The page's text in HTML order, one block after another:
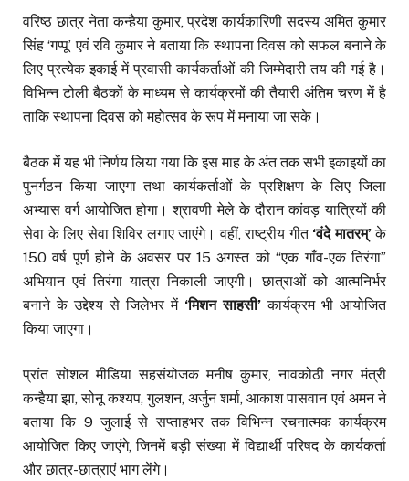
वरिष्ठ छात्र नेता कन्हैया कुमार, प्रदेश कार्यकारिणी सदस्य अमित कुमार
सिंह ‘गप्पू’ एवं रवि कुमार ने बताया कि स्थापना दिवस को सफल बनाने के
लिए प्रत्येक इकाई में प्रवासी कार्यकर्ताओं की जिम्मेदारी तय की गई है।
विभिन्न टोली बैठकों के माध्यम से कार्यक्रमों की तैयारी अंतिम चरण में है
ताकि स्थापना दिवस को महोत्सव के रूप में मनाया जा सके।
बैठक में यह भी निर्णय लिया गया कि इस माह के अंत तक सभी इकाइयों का
पुनर्गठन किया जाएगा तथा कार्यकर्ताओं के प्रशिक्षण के लिए जिला
अभ्यास वर्ग आयोजित होगा। श्रावणी मेले के दौरान कांवड़ यात्रियों की
सेवा के लिए सेवा शिविर लगाए जाएंगे। वहीं, राष्ट्रीय गीत ‘वंदे मातरम्’के
150 वर्ष पूर्ण होने के अवसर पर 15 अगस्त को “एक गाँव-एक तिरंगा”
अभियान एवं तिरंगा यात्रा निकाली जाएगी। छात्राओं को आत्मनिर्भर
बनाने के उद्देश्य से जिलेभर में ‘मिशन साहसी’ कार्यक्रम भी आयोजित
किया जाएगा।
प्रांत सोशल मीडिया सहसंयोजक मनीष कुमार, नावकोठी नगर मंत्री
कन्हैया झा, सोनू कश्यप, गुलशन, अर्जुन शर्मा, आकाश पासवान एवं अमन ने
बताया कि 9 जुलाई से सप्ताहभर तक विभिन्न रचनात्मक कार्यक्रम
आयोजित किए जाएंगे, जिनमें बड़ी संख्या में विद्यार्थी परिषद के कार्यकर्ता
और छात्र-छात्राएं भाग लेंगे।